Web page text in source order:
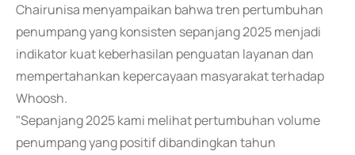
Chairunisa menyampaikan bahwa tren pertumbuhan
penumpang yang konsisten sepanjang 2025 menjadi
indikator kuat keberhasilan penguatan layanan dan
mempertahankan kepercayaan masyarakat terhadap
Whoosh.
"Sepanjang 2025 kami melihat pertumbuhan volume
penumpang yang positif dibandingkan tahun